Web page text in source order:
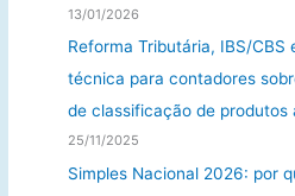
13/01/2026
Reforma Tributária, IBS/CBS
técnica para contadores
de classificação de produtos
25/11/2025
Simples Nacional 2026: por